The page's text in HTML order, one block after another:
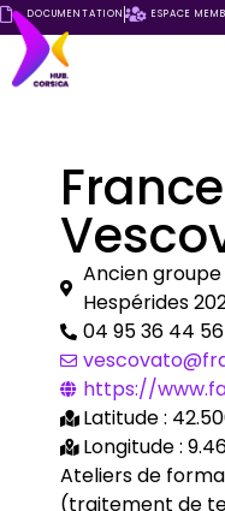
DOCUMENTATION ESPACE
Ancien
Hespérides
04 95 36 44 56
https://
Latitude :
Longitude :
Ateliers de
(traitement de